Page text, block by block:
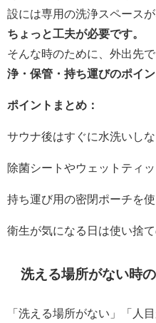
設には専用の洗浄スペースが
ちょっと工夫が必要です。
そんな時のために、外出先
浄・保管・持ち運びのポイン
ポイントまとめ：
サウナ後はすぐに水洗いしな
除菌シートやウェットティ
持ち運び用の密閉ポーチを使
衛生が気になる日は使い捨
洗える場所がない時
「洗える場所がない」「